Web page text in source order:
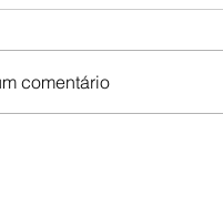
comentário